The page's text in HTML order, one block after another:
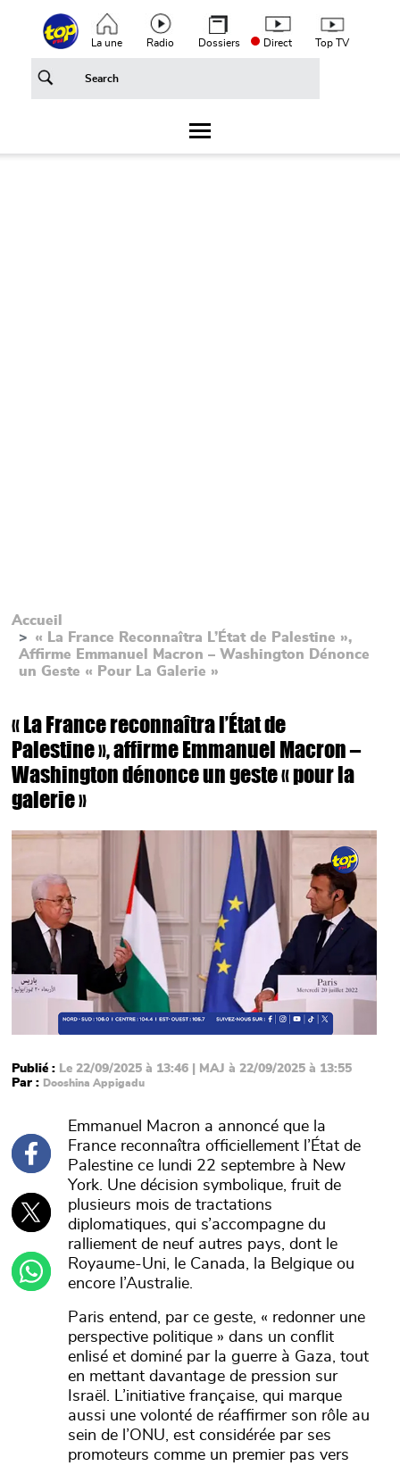
Aller au contenu principalTop header menu
La une Radio Dossiers Direct Top TV
Accueil
« La France Reconnaîtra L’État de Palestine »,
Affirme Emmanuel Macron – Washington Dénonce
un Geste « Pour La Galerie »
« La France reconnaîtra l’État de
Palestine », affirme Emmanuel Macron –
Washington dénonce un geste « pour la
galerie »
Main picture
Publié : Le 22/09/2025 à 13:46 | MAJ à 22/09/2025 à 13:55
Par : Dooshina Appigadu
Emmanuel Macron a annoncé que la
France reconnaîtra officiellement l’État de
Palestine ce lundi 22 septembre à New
York. Une décision symbolique, fruit de
plusieurs mois de tractations
diplomatiques, qui s’accompagne du
ralliement de neuf autres pays, dont le
Royaume-Uni, le Canada, la Belgique ou
encore l’Australie.
Paris entend, par ce geste, « redonner une
perspective politique » dans un conflit
enlisé et dominé par la guerre à Gaza, tout
en mettant davantage de pression sur
Israël. L’initiative française, qui marque
aussi une volonté de réaffirmer son rôle au
sein de l’ONU, est considérée par ses
promoteurs comme un premier pas vers